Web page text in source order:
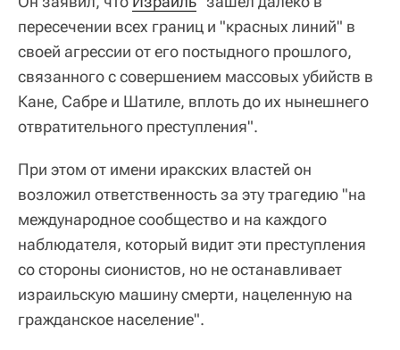
пересечении всех границ и "красных линий" в
своей агрессии от его постыдного прошлого,
связанного с совершением массовых убийств в
Кане, Сабре и Шатиле, вплоть до их нынешнего
отвратительного преступления".
При этом от имени иракских властей он
возложил ответственность за эту трагедию "на
международное сообщество и на каждого
наблюдателя, который видит эти преступления
со стороны сионистов, но не останавливает
израильскую машину смерти, нацеленную на
гражданское население".